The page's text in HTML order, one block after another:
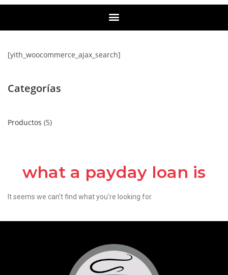
[yith_woocommerce_ajax_search]
Categorías
Productos 5
what a payday loan is
It seems we can't find what you're looking for.